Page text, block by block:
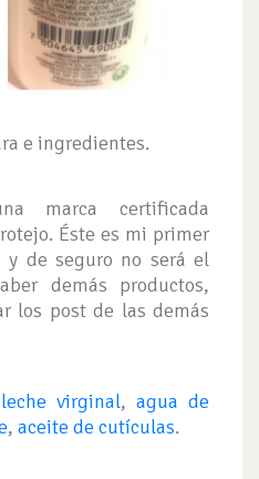
e ingredientes.
marca certificada
Éste es mi primer
y de seguro no será el
demás productos,
los post de las demás
leche virginal, agua de
, aceite de cutículas.